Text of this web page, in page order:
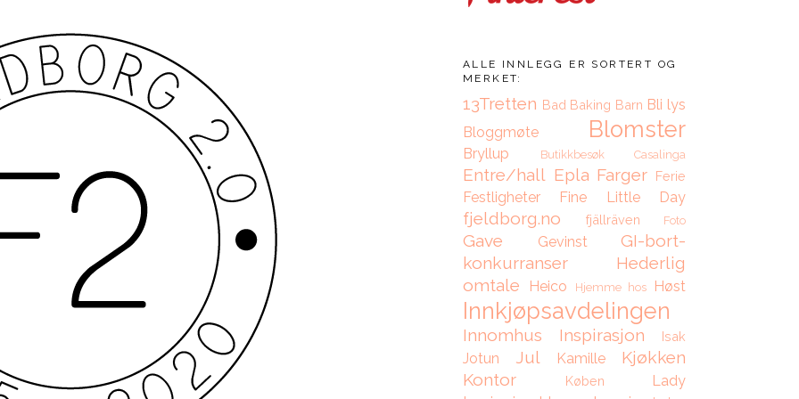
ALLE INNLEGG ER SORTERT OG
MERKET:
13Tretten Bad Baking Barn Bli lys
Bloggmøte
Blomster
Bryllup Butikkbesøk Casalinga
Entre/hall Epla Farger Ferie
Festligheter Fine Little Day
fjeldborg.no fjällräven Foto
Gave Gevinst
GI-bort-
konkurranser
Hederlig
omtale
Heico Hjemme hos Høst
Innkjøpsavdelingen
Innomhus Inspirasjon Isak
Jotun Jul Kamille
Kjøkken
Kontor
Køben
Lady